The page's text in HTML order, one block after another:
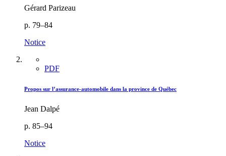
Gérard Parizeau
p. 79–84
Notice
PDF
Propos sur l’assurance-automobile dans la province de Québec
Jean Dalpé
p. 85–94
Notice